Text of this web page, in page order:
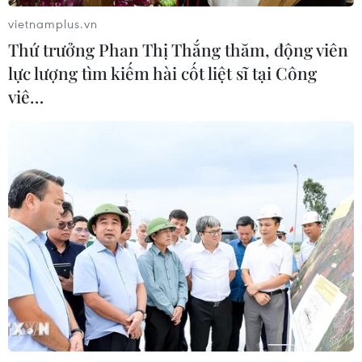
hợp cảng biển 18 tỷ USD tại Quảng
Ninh
07/08/2026 08:33
Canh tác biển - động lực mới cho
Xem thêm
CƠ QUAN CHỦ QUẢN: THÔNG TẤN XÃ VIỆT NAM
vietnamplus.vn
Thứ trưởng Phan Thị Thắng thăm, động viên
lực lượng tìm kiếm hài cốt liệt sĩ tại Công
viê…